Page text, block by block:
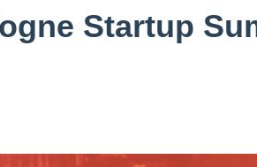
Startup